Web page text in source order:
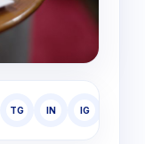
TG IN IG